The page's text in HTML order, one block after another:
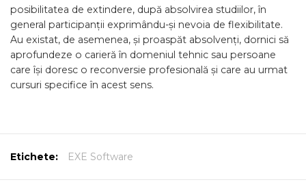
posibilitatea de extindere, după absolvirea studiilor, în
general participanții exprimându-și nevoia de flexibilitate.
Au existat, de asemenea, și proaspăt absolvenți, dornici să
aprofundeze o carieră în domeniul tehnic sau persoane
care își doresc o reconversie profesională și care au urmat
cursuri specifice în acest sens.
Etichete: EXE Software